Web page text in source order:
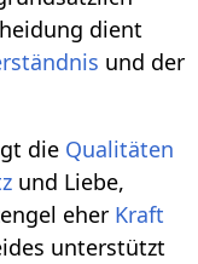
dient
und der
die Qualitäten
und Liebe,
eher Kraft
unterstützt